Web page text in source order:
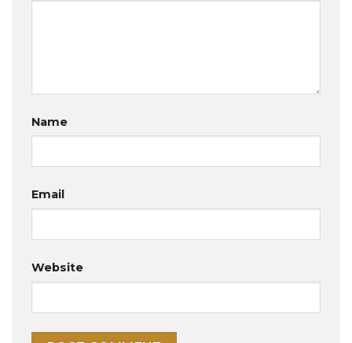
Name
Email
Website